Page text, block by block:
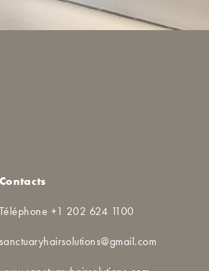
Contacts
Téléphone +1 202 624 1100
sanctuaryhairsolutions@gmail.com